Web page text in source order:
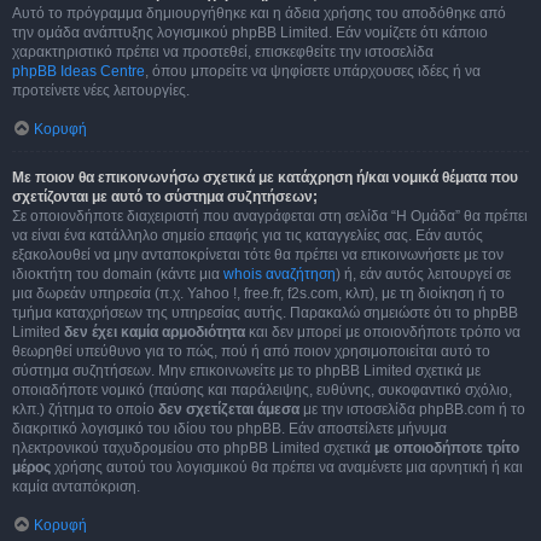
Αυτό το πρόγραμμα δημιουργήθηκε και η άδεια χρήσης του αποδόθηκε από
την ομάδα ανάπτυξης λογισμικού phpBB Limited. Εάν νομίζετε ότι κάποιο
χαρακτηριστικό πρέπει να προστεθεί, επισκεφθείτε την ιστοσελίδα
phpBB Ideas Centre, όπου μπορείτε να ψηφίσετε υπάρχουσες ιδέες ή να
προτείνετε νέες λειτουργίες.
Κορυφή
Με ποιον θα επικοινωνήσω σχετικά με κατάχρηση ή/και νομικά θέματα που
σχετίζονται με αυτό το σύστημα συζητήσεων;
Σε οποιονδήποτε διαχειριστή που αναγράφεται στη σελίδα “Η Ομάδα” θα πρέπει
να είναι ένα κατάλληλο σημείο επαφής για τις καταγγελίες σας. Εάν αυτός
εξακολουθεί να μην ανταποκρίνεται τότε θα πρέπει να επικοινωνήσετε με τον
ιδιοκτήτη του domain (κάντε μια whois αναζήτηση) ή, εάν αυτός λειτουργεί σε
μια δωρεάν υπηρεσία (π.χ. Yahoo !, free.fr, f2s.com, κλπ), με τη διοίκηση ή το
τμήμα καταχρήσεων της υπηρεσίας αυτής. Παρακαλώ σημειώστε ότι το phpBB
Limited δεν έχει καμία αρμοδιότητα και δεν μπορεί με οποιονδήποτε τρόπο να
θεωρηθεί υπεύθυνο για το πώς, πού ή από ποιον χρησιμοποιείται αυτό το
σύστημα συζητήσεων. Μην επικοινωνείτε με το phpBB Limited σχετικά με
οποιαδήποτε νομικό (παύσης και παράλειψης, ευθύνης, συκοφαντικό σχόλιο,
κλπ.) ζήτημα το οποίο δεν σχετίζεται άμεσα με την ιστοσελίδα phpBB.com ή το
διακριτικό λογισμικό του ιδίου του phpBB. Εάν αποστείλετε μήνυμα
ηλεκτρονικού ταχυδρομείου στο phpBB Limited σχετικά με οποιοδήποτε τρίτο
μέρος χρήσης αυτού του λογισμικού θα πρέπει να αναμένετε μια αρνητική ή και
καμία ανταπόκριση.
Κορυφή